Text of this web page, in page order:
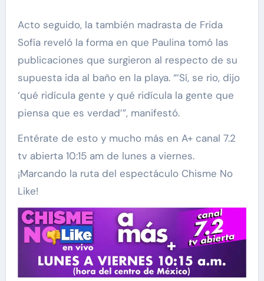
Acto seguido, la también madrasta de Frida
Sofía reveló la forma en que Paulina tomó las
publicaciones que surgieron al respecto de su
supuesta ida al baño en la playa. “‘Sí, se rio, dijo
‘qué ridícula gente y qué ridícula la gente que
piensa que es verdad’”, manifestó.
Entérate de esto y mucho más en A+ canal 7.2
tv abierta 10:15 am de lunes a viernes.
¡Marcando la ruta del espectáculo Chisme No
Like!